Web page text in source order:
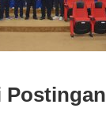
Postingan